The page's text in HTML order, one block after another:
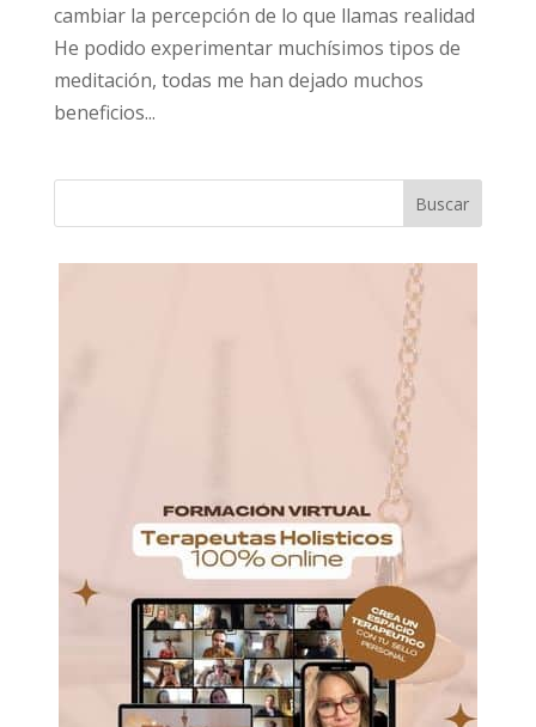
cambiar la percepción de lo que llamas realidad
He podido experimentar muchísimos tipos de
meditación, todas me han dejado muchos
beneficios...